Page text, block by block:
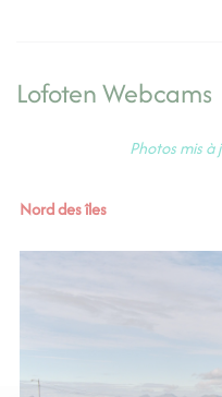
Lofoten Webcams
Photos mis
Nord des îles